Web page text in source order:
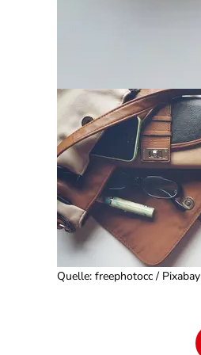
Quelle: freephotocc / Pixabay